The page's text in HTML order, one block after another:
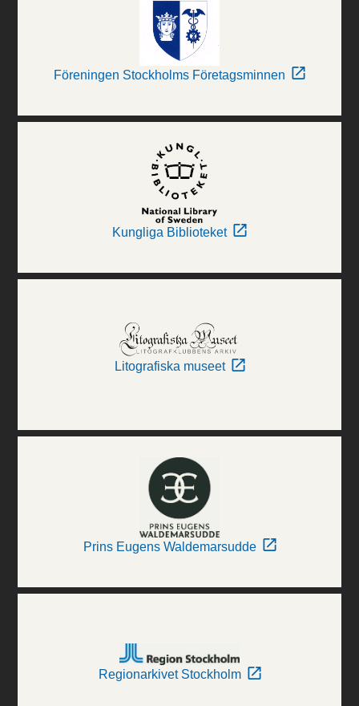
Föreningen Stockholms Företagsminnen
Kungliga Biblioteket
Litografiska museet
Prins Eugens Waldemarsudde
Regionarkivet Stockholm